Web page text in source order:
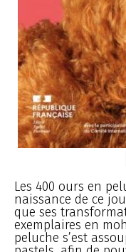
Les 400 ours en
naissance de ce
que ses
exemplaires en
peluche s’est